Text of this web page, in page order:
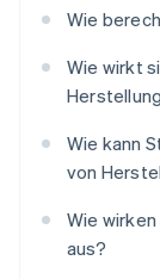
Wie
Wie wirkt
Wie kann
von
Wie
aus?